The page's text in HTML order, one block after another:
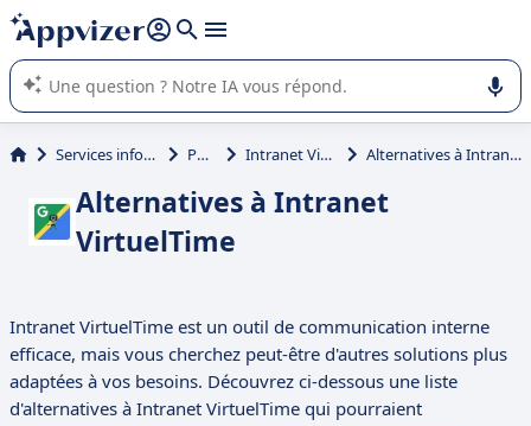
répondre (plusieurs lignes avec
L'IA de Appvizer vous guide dans l'utilisation ou la sélection de
logiciel SaaS en entreprise.
Services informatiques Portail Intranet VirtuelTime Alternatives à Intranet VirtuelTime
Alternatives à Intranet
VirtuelTime
Intranet VirtuelTime est un outil de communication interne
efficace, mais vous cherchez peut-être d'autres solutions plus
adaptées à vos besoins. Découvrez ci-dessous une liste
d'alternatives à Intranet VirtuelTime qui pourraient